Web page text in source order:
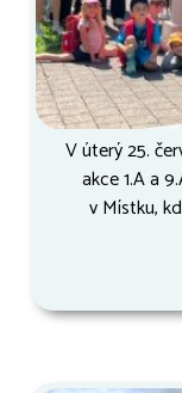
V úterý 25.
akce 1.A a
v Místku,